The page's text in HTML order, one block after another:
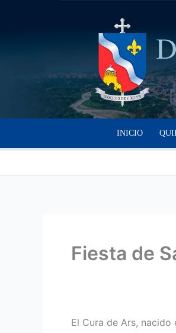
INICIO
Fiesta de
El Cura de Ars,